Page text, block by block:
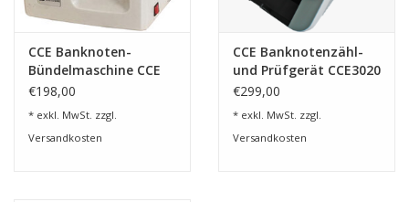
CCE Banknoten-
Bündelmaschine CCE
834
€198,00
* exkl. MwSt. zzgl.
Versandkosten
CCE Banknotenzähl-
und Prüfgerät CCE3020
€299,00
* exkl. MwSt. zzgl.
Versandkosten